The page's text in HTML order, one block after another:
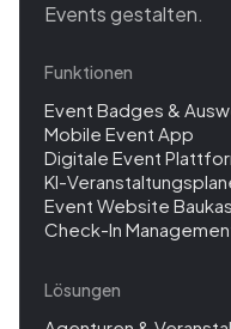
Events gestalten.
Funktionen
Event Badges &
Mobile Event App
Digitale Event
KI-
Event Website
Check-In
Lösungen